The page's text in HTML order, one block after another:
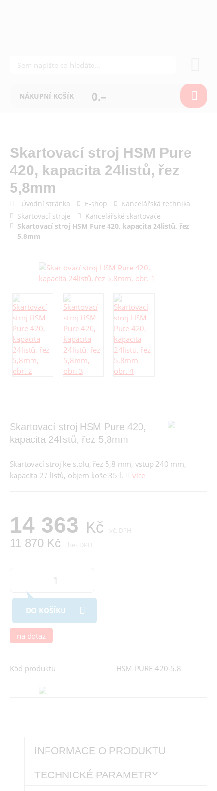
NÁKUPNÍ KOŠÍK 0,–
Skartovací stroj HSM Pure
420, kapacita 24listů, řez
5,8mm
Úvodní stránka E-shop
Kancelářská technika
Skartovací stroje
Kancelářské skartovače
Skartovací stroj HSM Pure 420, kapacita 24listů, řez
5,8mm
Skartovací stroj HSM Pure 420,
kapacita 24listů, řez 5,8mm
Skartovací stroj ke stolu, řez 5,8 mm, vstup 240 mm,
kapacita 27 listů, objem koše 35 l.
více
14 363 Kč vč. DPH
11 870 Kč bez DPH
DO KOŠÍKU
na dotaz
Kód produktu HSM-PURE-420-5.8
INFORMACE O PRODUKTU
TECHNICKÉ PARAMETRY